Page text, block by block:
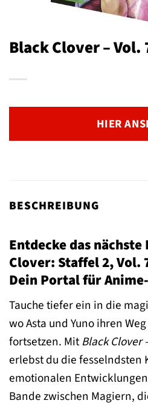
Black Clover –
HIER
BESCHREIBUNG
Entdecke das
Clover: Staffel 2, Vol.
Dein Portal für
Tauche tiefer ein in die
wo Asta und Yuno ihren
fortsetzen. MitBlack Clover
erlebst du die fesselndsten
emotionalen
Bande zwischen Magiern,